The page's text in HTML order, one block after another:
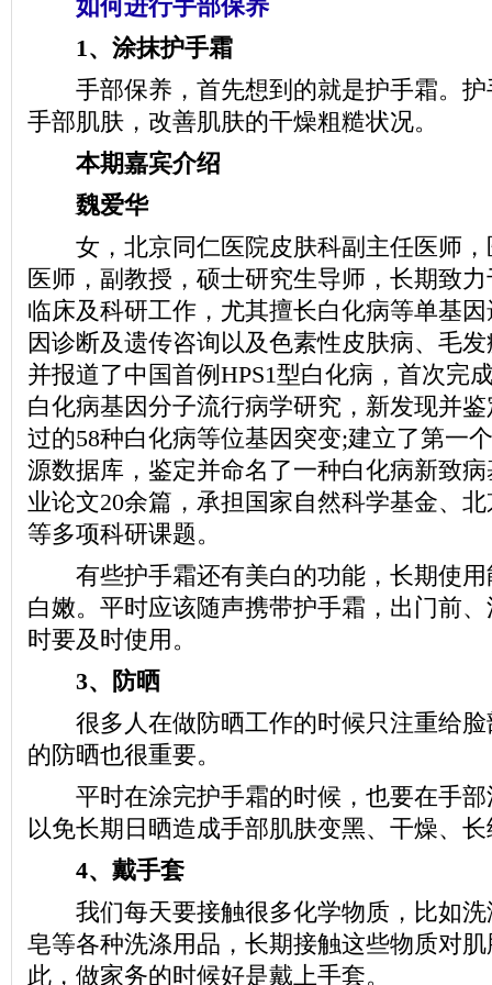
如何进行手部保养
1、涂抹护手霜
手部保养，首先想到的就是护手霜。护
手部肌肤，改善肌肤的干燥粗糙状况。
本期嘉宾介绍
魏爱华
女，北京同仁医院皮肤科副主任医师，
医师，副教授，硕士研究生导师，长期致
临床及科研工作，尤其擅长白化病等单基
因诊断及遗传咨询以及色素性皮肤病、毛
并报道了中国首例HPS1型白化病，首次完
白化病基因分子流行病学研究，新发现并
过的58种白化病等位基因突变;建立了第一
源数据库，鉴定并命名了一种白化病新致
业论文20余篇，承担国家自然科学基金、
等多项科研课题。
有些护手霜还有美白的功能，长期使用
白嫩。平时应该随声携带护手霜，出门前
时要及时使用。
3、防晒
很多人在做防晒工作的时候只注重给脸
的防晒也很重要。
平时在涂完护手霜的时候，也要在手部
以免长期日晒造成手部肌肤变黑、干燥、
4、戴手套
我们每天要接触很多化学物质，比如洗
皂等各种洗涤用品，长期接触这些物质对
此，做家务的时候好是戴上手套。